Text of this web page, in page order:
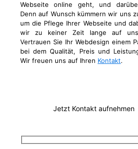
Webseite online geht, und
Denn auf Wunsch kümmern wir uns
um die Pflege Ihrer Webseite und
wir zu keiner Zeit lange auf
Vertrauen Sie Ihr Webdesign einem
bei dem Qualität, Preis und
Wir freuen uns auf Ihren Kontakt.
Jetzt Kontakt aufnehmen